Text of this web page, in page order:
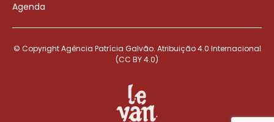
Agenda
© Copyright Agência Patrícia Galvão. Atribuição 4.0 Internacional
(CC BY 4.0)